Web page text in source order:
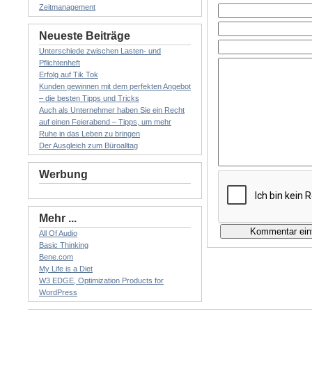
Zeitmanagement
Neueste Beiträge
Unterschiede zwischen Lasten- und
Pflichtenheft
Erfolg auf Tik Tok
Kunden gewinnen mit dem perfekten Angebot
– die besten Tipps und Tricks
Auch als Unternehmer haben Sie ein Recht
auf einen Feierabend – Tipps, um mehr
Ruhe in das Leben zu bringen
Der Ausgleich zum Büroalltag
Werbung
Mehr ...
All Of Audio
Basic Thinking
Bene.com
My Life is a Diet
W3 EDGE, Optimization Products for
WordPress